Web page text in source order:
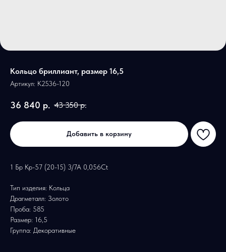
Кольцо бриллиант, размер 16,5
Артикул: К2536-120
36 840 р. 43 350 р.
Добавить в корзину
1 Бр Кр-57 (20-15) 3/7А 0,056Ct
Тип изделия: Кольца
Драгметалл: Золото
Проба: 585
Размер: 16,5
Группа: Декоративные